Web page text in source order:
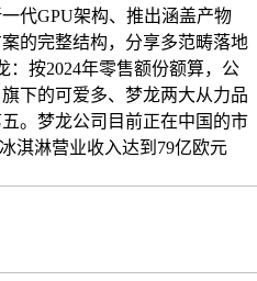
代GPU架构、推出涵盖产物
的完整结构，分享多范畴落地
：按2024年零售额份额算，公
下的可爱多、梦龙两大从力品
。梦龙公司目前正在中国的市
淇淋营业收入达到79亿欧元